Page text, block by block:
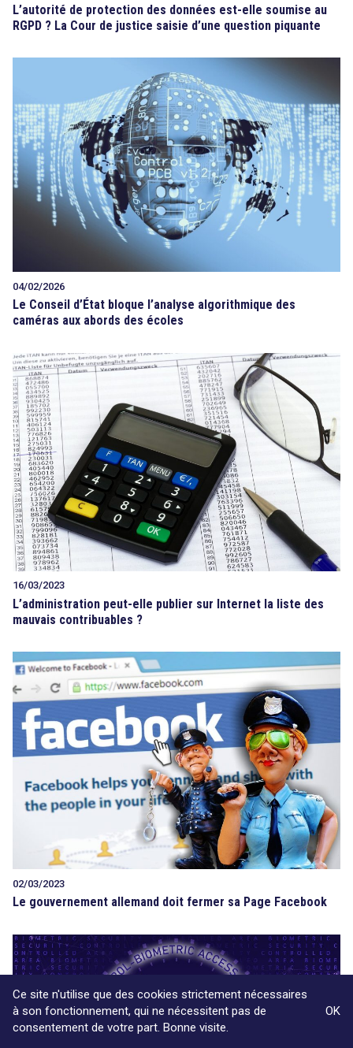
L’autorité de protection des données est-elle soumise au
RGPD ? La Cour de justice saisie d’une question piquante
04/02/2026
Le Conseil d’État bloque l’analyse algorithmique des
caméras aux abords des écoles
16/03/2023
L’administration peut-elle publier sur Internet la liste des
mauvais contribuables ?
02/03/2023
Le gouvernement allemand doit fermer sa Page Facebook
Ce site n'utilise que des cookies strictement nécessaires
à son fonctionnement, qui ne nécessitent pas de
consentement de votre part. Bonne visite.
OK